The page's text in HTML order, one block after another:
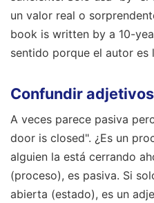
un valor real o
book is written by a 10-
sentido porque el autor es
Confundir
A veces parece pasiva
door is closed". ¿Es un
alguien la está cerrando
(proceso), es pasiva. Si
abierta (estado), es un